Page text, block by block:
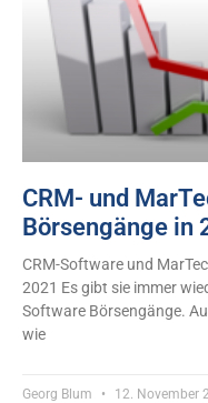
CRM- und
Börsengänge in
CRM-Software und
2021 Es gibt sie immer
Software Börsengänge.
wie
Georg Blum 12. November